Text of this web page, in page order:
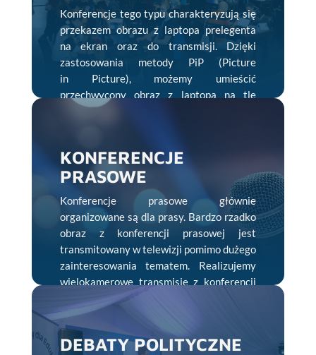
Konferencje tego typu charakteryzują się
przekazem obrazu z laptopa prelegenta
na ekran oraz do transmisji. Dzięki
zastosowania metody PiP (Picture
in Picture), możemy umieścić
przechwycony obraz z laptopa na tle
konferencji wraz z sylwetką prelegenta
KONFERENCJE
PRASOWE
Konferencje prasowe głównie
organizowane są dla prasy. Bardzo rzadko
obraz z konferencji prasowej jest
transmitowany w telewizji pomimo dużego
zainteresowania tematem. Realizujemy
wielokamerowe transmisje z konferencji
prasowych przy wykorzystaniu
najlepszych dostępnych rozwiązań.
DEBATY POLITYCZNE